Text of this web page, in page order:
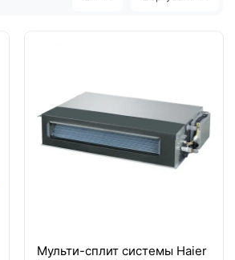
Мульти-сплит системы Haier